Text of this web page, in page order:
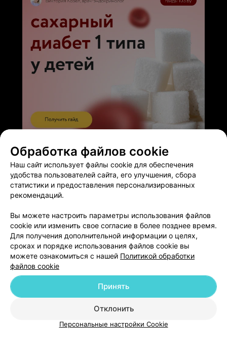
Добавить специалиста
О проекте Новости проекта
Размещение рекламы
Медицинский маркетинг
Публичный договор
Пользовательское соглашение
Способы оплаты
Обработка файлов cookie
Наш сайт использует файлы cookie для обеспечения
удобства пользователей сайта, его улучшения, сбора
статистики и предоставления персонализированных
рекомендаций.
Вы можете настроить параметры использования файлов
cookie или изменить свое согласие в более позднее время.
Для получения дополнительной информации о целях,
сроках и порядке использования файлов cookie вы
можете ознакомиться с нашей Политикой обработки
файлов cookie
Отклонить
Принять
Персональные настройки Cookie